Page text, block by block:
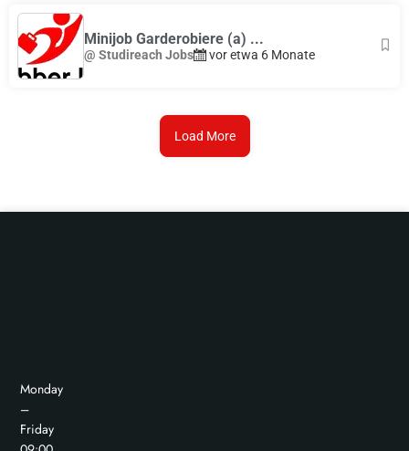
Minijob Garderobiere (a) ...
@ Studireach Jobs vor etwa 6 Monate
Load More
Monday
–
Friday